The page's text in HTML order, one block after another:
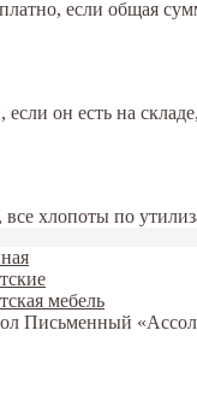
если общая
он есть на
хлопоты по
мебель
Письменный